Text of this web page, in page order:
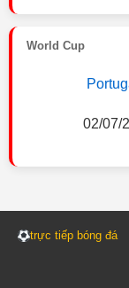
World Cup
02/07/
trực tiếp bóng đá